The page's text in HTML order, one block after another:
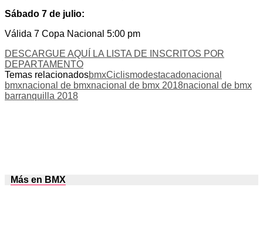
Sábado 7 de julio:
Válida 7 Copa Nacional 5:00 pm
DESCARGUE AQUÍ LA LISTA DE INSCRITOS POR
DEPARTAMENTO
Temas relacionadosbmxCiclismodestacadonacional
bmxnacional de bmxnacional de bmx 2018nacional de bmx
barranquilla 2018
Más en BMX